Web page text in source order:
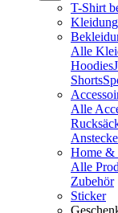
T-Shirt
Alle
Hoodies
Shorts
Alle
Home
Alle
Zubehör
Sticker